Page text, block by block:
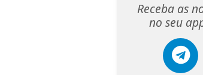
Receba as
no seu